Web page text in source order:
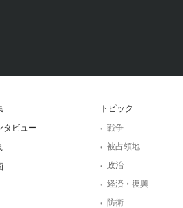
トピック
戦争
被占領地
政治
経済・復興
防衛
タビュー